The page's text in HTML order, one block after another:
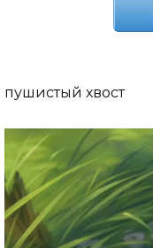
пушистый хвост